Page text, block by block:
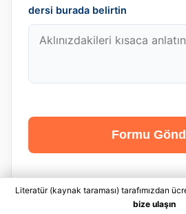
dersi burada belirtin
Formu
Literatür (kaynak taraması) tarafımızdan
bize ulaşın